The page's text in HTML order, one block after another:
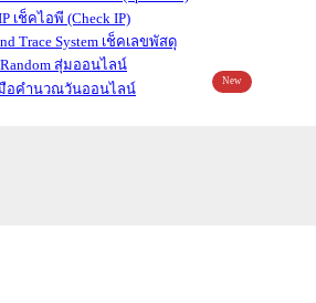
เช็คไอพี (Check IP)
เช็คเลขพัสดุ
สุ่มออนไลน์
มือคำนวณวันออนไลน์
New